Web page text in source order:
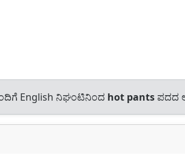
English ನಿಘಂಟಿನಿಂದ hot pants ಪದದ